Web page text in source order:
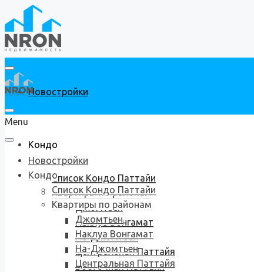
Новостройки
Кондо
Список Кондо Паттайи
Квартиры по районам
Джомтьен
Наклуа Вонгамат
На-Джомтьен
Центральная Паттайя
Восточная Паттайя
Menu
Новостройки
Кондо
Список Кондо Паттайи
Квартиры по районам
Джомтьен
Наклуа Вонгамат
На-Джомтьен
Центральная Паттайя